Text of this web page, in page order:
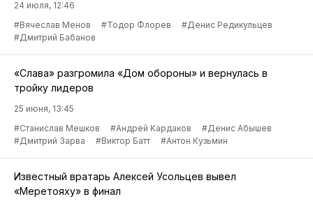
24 июля, 12:46
#Вячеслав Менов
#Тодор Флорев
#Денис Редикульцев
#Дмитрий Бабанов
«Слава» разгромила «Дом обороны» и вернулась в
тройку лидеров
25 июня, 13:45
#Станислав Мешков
#Андрей Кардаков
#Денис Абышев
#Дмитрий Зарва
#Виктор Батт #Антон Кузьмин
Известный вратарь Алексей Усольцев вывел
«Меретояху» в финал